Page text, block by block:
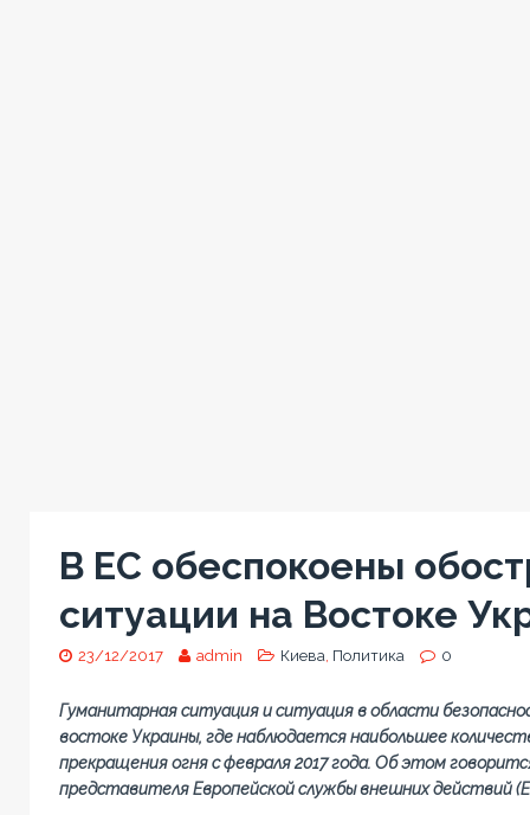
В ЕС обеспокоены
ситуации на Востоке
23/12/2017 admin Киева Политика 0
Гуманитарная ситуация и ситуация в области
востоке Украины, где наблюдается наибольшее
прекращения огня с февраля 2017 года. Об этом
представителя Европейской службы внешних действий